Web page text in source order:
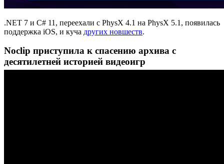
.NET 7 и C# 11, переехали с PhysX 4.1 на PhysX 5.1, появилась
поддержка iOS, и куча других новшеств.
Noclip приступила к спасению архива с
десятилетней историей видеоигр